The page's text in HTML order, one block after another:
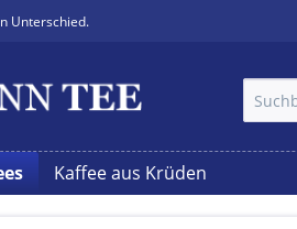
Unterschied.
Kaffee aus Krüden